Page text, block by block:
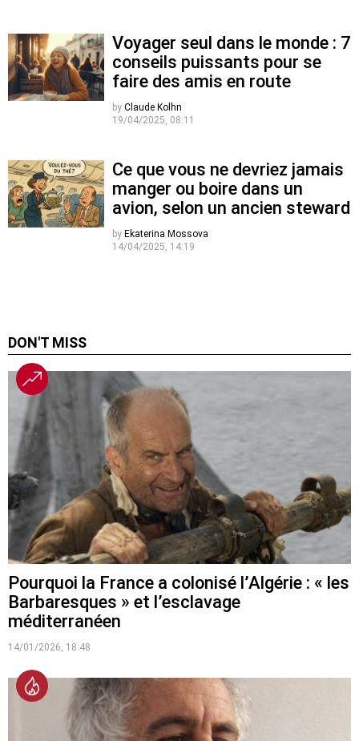
Voyager seul dans le monde : 7
conseils puissants pour se
faire des amis en route
by Claude Kolhn
19/04/2025, 08:11
Ce que vous ne devriez jamais
manger ou boire dans un
avion, selon un ancien steward
by Ekaterina Mossova
14/04/2025, 14:19
DON'T MISS
Pourquoi la France a colonisé l’Algérie : « les
Barbaresques » et l’esclavage
méditerranéen
14/01/2026, 18:48